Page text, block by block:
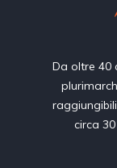
Da oltre 40
circa